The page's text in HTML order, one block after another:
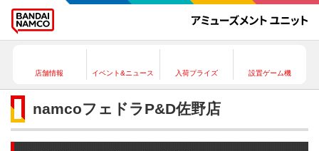
店舗情報 イベント&ニュース 入荷プライズ 設置ゲーム機
namcoフェドラP&D佐野店